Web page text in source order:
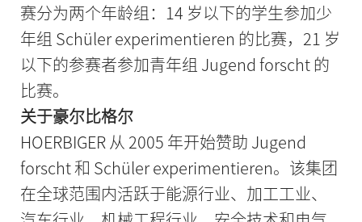
赛分为两个年龄组：14 岁以下的学生参加少
年组 Schüler experimentieren 的比赛，21 岁
以下的参赛者参加青年组 Jugend forscht 的
比赛。
关于豪尔比格尔
HOERBIGER 从 2005 年开始赞助 Jugend
forscht 和 Schüler experimentieren。该集团
在全球范围内活跃于能源行业、加工工业、